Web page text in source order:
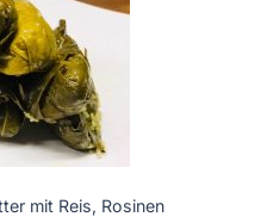
mit Reis, Rosinen